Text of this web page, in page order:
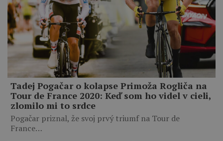
Tadej Pogačar o kolapse Primoža Rogliča na
Tour de France 2020: Keď som ho videl v cieli,
zlomilo mi to srdce
Pogačar priznal, že svoj prvý triumf na Tour de
France…